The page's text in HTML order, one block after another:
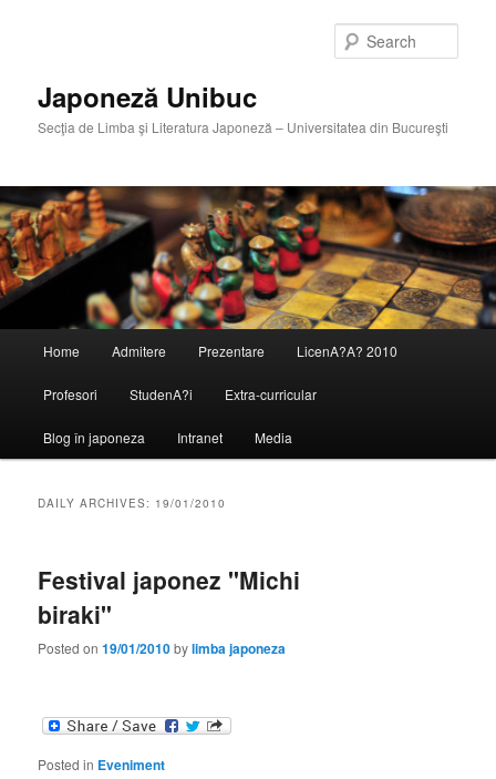
Japoneză Unibuc
Secţia de Limba şi Literatura Japoneză – Universitatea din Bucureşti
Home Admitere Prezentare LicenA?A? 2010
Profesori StudenA?i Extra-curricular
Blog în japoneza Intranet Media
DAILY ARCHIVES: 19/01/2010
Festival japonez "Michi
biraki"
Posted on19/01/2010bylimba japoneza
Posted in Eveniment